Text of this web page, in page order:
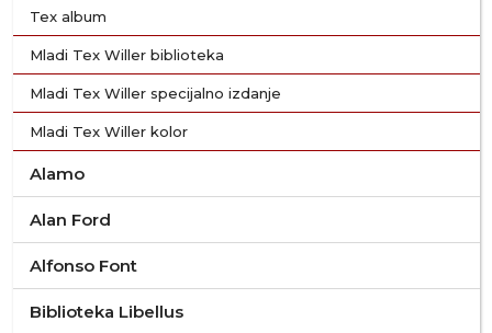
Tex album
Mladi Tex Willer biblioteka
Mladi Tex Willer specijalno izdanje
Mladi Tex Willer kolor
Alamo
Alan Ford
Alfonso Font
Biblioteka Libellus